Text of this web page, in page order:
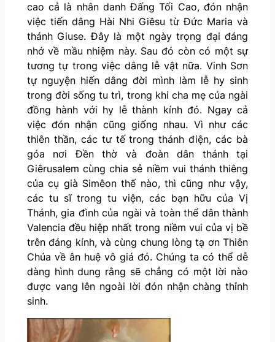
cao cả là nhân danh Đấng Tối Cao, đón nhận
việc tiến dâng Hài Nhi Giêsu từ Đức Maria và
thánh Giuse. Đây là một ngày trọng đại đáng
nhớ về mầu nhiệm này. Sau đó còn có một sự
tương tự trong việc dâng lễ vật nữa. Vinh Sơn
tự nguyện hiến dâng đời mình làm lễ hy sinh
trong đời sống tu trì, trong khi cha mẹ của ngài
đồng hành với hy lễ thành kính đó. Ngay cả
việc đón nhận cũng giống nhau. Vì như các
thiên thần, các tư tế trong thánh điện, các bà
góa nơi Đền thờ và đoàn dân thánh tại
Giêrusalem cùng chia sẻ niềm vui thánh thiêng
của cụ già Simêon thế nào, thì cũng như vậy,
các tu sĩ trong tu viện, các bạn hữu của Vị
Thánh, gia đình của ngài và toàn thể dân thành
Valencia đều hiệp nhất trong niềm vui của vị bề
trên đáng kính, và cùng chung lòng tạ ơn Thiên
Chúa về ân huệ vô giá đó. Chúng ta có thể dễ
dàng hình dung rằng sẽ chẳng có một lời nào
được vang lên ngoài lời đón nhận chàng thỉnh
sinh.